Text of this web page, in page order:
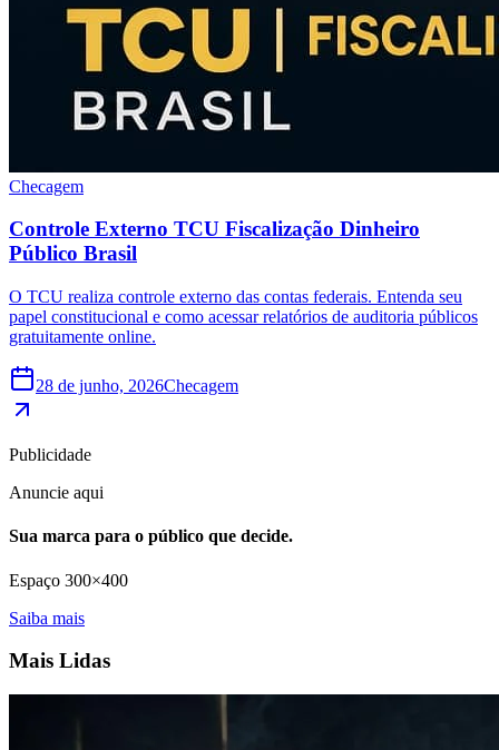
Checagem
Controle Externo TCU Fiscalização Dinheiro
Público Brasil
O TCU realiza controle externo das contas federais. Entenda seu
papel constitucional e como acessar relatórios de auditoria públicos
gratuitamente online.
28 de junho, 2026Checagem
Publicidade
Anuncie aqui
Sua marca para o público que decide.
Espaço 300×400
Saiba mais
Mais Lidas